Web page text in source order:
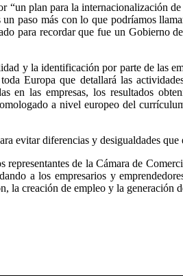
plan para la internacionalización
paso más con lo que podríamos
para recordar que fue un Gobierno
y la identificación por parte de las
Europa que detallará las
en las empresas, los resultados
a nivel europeo del
evitar diferencias y desigualdades
de la Cámara de
a los empresarios y
la creación de empleo y la generación